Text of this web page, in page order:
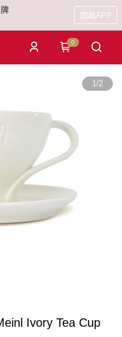
開啟APP
0
1/2
Ivory Tea Cup